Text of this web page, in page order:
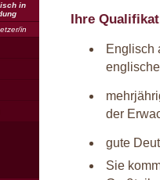
in
in
Ihre
Englisch
der
gute
Sie